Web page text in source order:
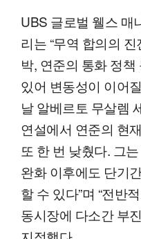
UBS 글로벌 웰스 매
리는 “무역 합의의
박, 연준의 통화 정
있어 변동성이 이어
날 알베르토 무살렘
연설에서 연준의 현
또 한 번 낮췄다. 그
완화 이후에도 단기
할 수 있다”며 “전반
동시장에 다소간 부